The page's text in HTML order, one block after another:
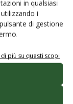
in qualsiasi
i
di gestione
più su questi scopi